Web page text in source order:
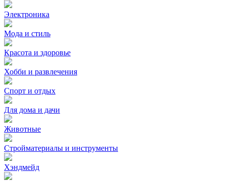
Электроника
Мода и стиль
Красота и здоровье
Хобби и развлечения
Спорт и отдых
Для дома и дачи
Животные
Стройматериалы и инструменты
Хэндмейд